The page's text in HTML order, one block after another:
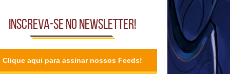
Inscreva-se no Newsletter!
Clique aqui para assinar nossos Feeds!